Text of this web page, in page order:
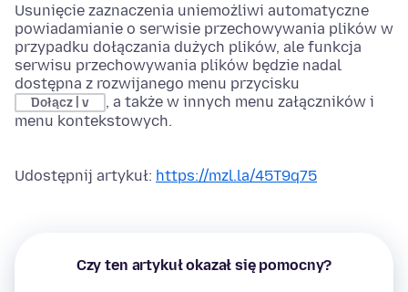
Usunięcie zaznaczenia uniemożliwi automatyczne
powiadamianie o serwisie przechowywania plików w
przypadku dołączania dużych plików, ale funkcja
serwisu przechowywania plików będzie nadal
dostępna z rozwijanego menu przycisku
Dołącz | v
, a także w innych menu załączników i
menu kontekstowych.
Udostępnij artykuł: https://mzl.la/45T9q75
Czy ten artykuł okazał się pomocny?